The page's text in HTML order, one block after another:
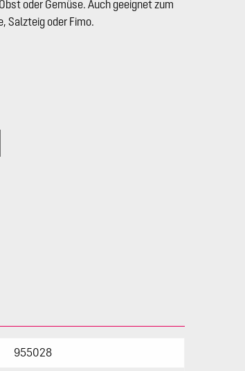
oder Gemüse. Auch geeignet zum
Salzteig oder Fimo.
955028